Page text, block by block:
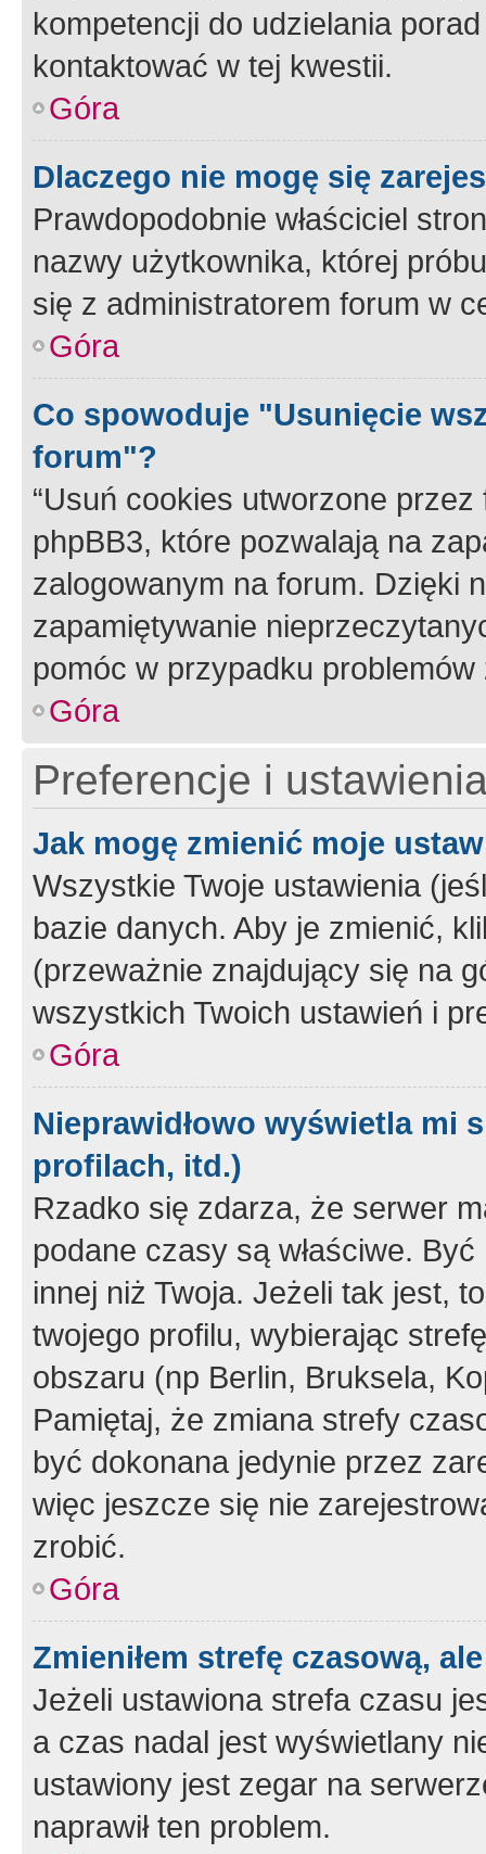
kompetencji do udzielania
kontaktować w tej kwestii.
Góra
Dlaczego nie mogę się
Prawdopodobnie właściciel
nazwy użytkownika, której
się z administratorem forum w
Góra
Co spowoduje "Usunięcie
forum"?
“Usuń cookies utworzone
phpBB3, które pozwalają na
zalogowanym na forum. Dzięki
zapamiętywanie
pomóc w przypadku
Góra
Preferencje i
Jak mogę zmienić moje
Wszystkie Twoje ustawienia
bazie danych. Aby je zmienić,
(przeważnie znajdujący się na
wszystkich Twoich ustawień i
Góra
Nieprawidłowo wyświetla mi
profilach, itd.)
Rzadko się zdarza, że serwer
podane czasy są właściwe.
innej niż Twoja. Jeżeli tak jest,
twojego profilu, wybierając
obszaru (np Berlin, Bruksela,
Pamiętaj, że zmiana strefy
być dokonana jedynie przez
więc jeszcze się nie
zrobić.
Góra
Zmieniłem strefę czasową,
Jeżeli ustawiona strefa czasu
a czas nadal jest wyświetlany
ustawiony jest zegar na
naprawił ten problem.